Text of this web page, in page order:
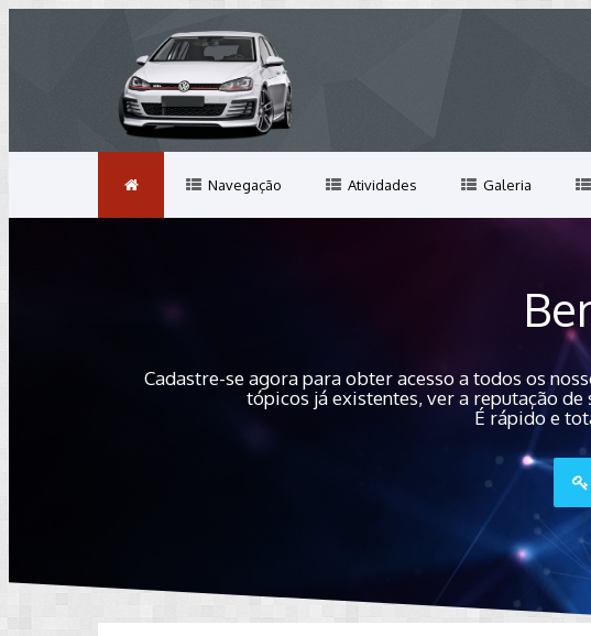
Navegação Atividades Galeria
Cadastre-se agora para obter acesso a todos os
tópicos já existentes, ver a reputação
É rápido e